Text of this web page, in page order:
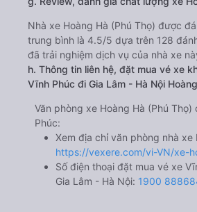
Nhà xe Hoàng Hà (Phú Thọ) được
trung bình là 4.5/5 dựa trên 128
đã trải nghiệm dịch vụ của nhà xe
h. Thông tin liên hệ, đặt mua vé xe
Vĩnh Phúc đi Gia Lâm - Hà Nội
Văn phòng xe Hoàng Hà (Phú
Phúc:
Xem địa chỉ văn phòng nhà xe
https://vexere.com/vi-VN/xe-
Số điện thoại đặt mua vé xe
Gia Lâm - Hà Nội: 1900